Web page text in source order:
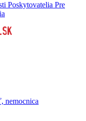
Poskytovatelia Pre
nemocnica